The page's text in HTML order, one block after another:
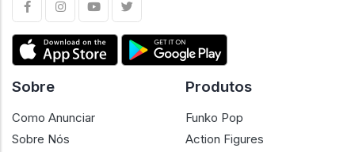
Sobre
Como Anunciar
Sobre Nós
Produtos
Funko Pop
Action Figures